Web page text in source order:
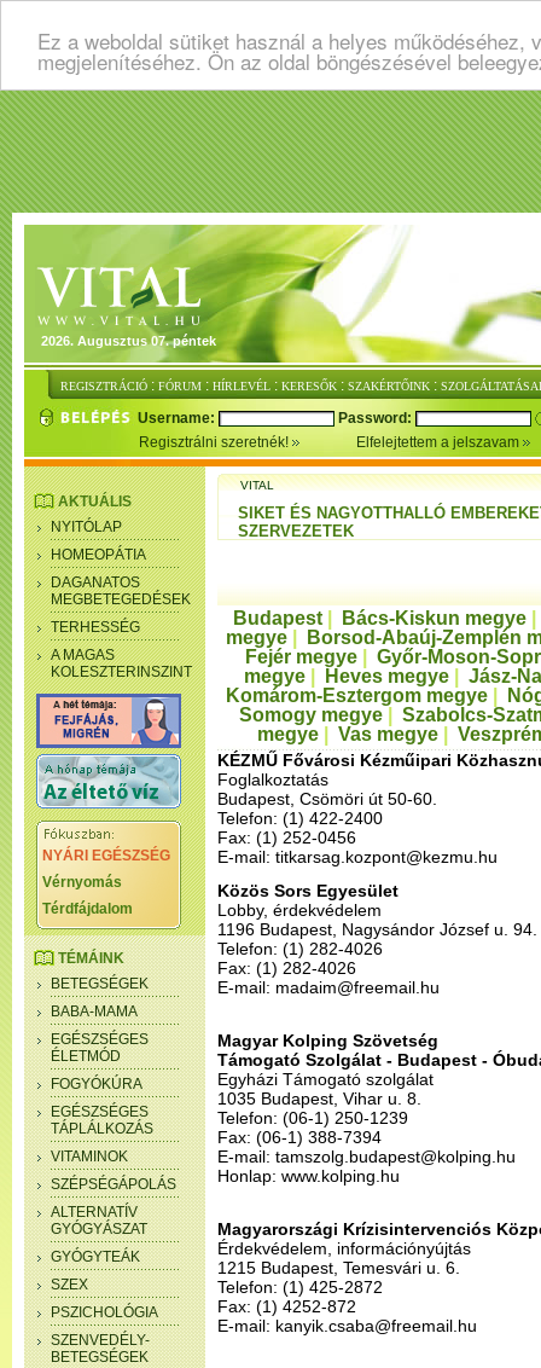
Ez a weboldal sütiket használ a helyes
megjelenítéséhez. Ön az oldal böngészésével
2026. Augusztus 07. péntek
REGISZTRÁCIÓ : FÓRUM : HÍRLEVÉL : KERESŐK : SZAKÉRTŐINK :
Username:
Password:
Regisztrálni szeretnék!
Elfelejtettem a jelszavam
AKTUÁLIS
NYITÓLAP
HOMEOPÁTIA
DAGANATOS
MEGBETEGEDÉSEK
TERHESSÉG
A MAGAS
KOLESZTERINSZINT
NYÁRI EGÉSZSÉG
Vérnyomás
Térdfájdalom
TÉMÁINK
BETEGSÉGEK
BABA-MAMA
EGÉSZSÉGES
ÉLETMÓD
FOGYÓKÚRA
EGÉSZSÉGES
TÁPLÁLKOZÁS
VITAMINOK
SZÉPSÉGÁPOLÁS
ALTERNATÍV
GYÓGYÁSZAT
GYÓGYTEÁK
SZEX
PSZICHOLÓGIA
SZENVEDÉLY-
BETEGSÉGEK
VITAL
SIKET ÉS NAGYOTTHALLÓ
SZERVEZETEK
Budapest Bács-Kiskun megye
megye|
Borsod-Abaúj-Zemplén
Fejér megye| Győr-Moson-
megye| Heves megye| Jász-
Komárom-Esztergom megye
Somogy megye
Szabolcs-
megye| Vas megye|
KÉZMŰ Fővárosi Kézműipari
Foglalkoztatás
Budapest, Csömöri út 50-60.
Telefon: (1) 422-2400
Fax: (1) 252-0456
E-mail: titkarsag.kozpont@kezmu.hu
Közös Sors Egyesület
Lobby, érdekvédelem
1196 Budapest, Nagysándor József u. 94.
Telefon: (1) 282-4026
Fax: (1) 282-4026
E-mail: madaim@freemail.hu
Magyar Kolping Szövetség
Támogató Szolgálat - Budapest -
Egyházi Támogató szolgálat
1035 Budapest, Vihar u. 8.
Telefon: (06-1) 250-1239
Fax: (06-1) 388-7394
E-mail: tamszolg.budapest@kolping.hu
Honlap: www.kolping.hu
Magyarországi Krízisintervenciós
Érdekvédelem, információnyújtás
1215 Budapest, Temesvári u. 6.
Telefon: (1) 425-2872
Fax: (1) 4252-872
E-mail: kanyik.csaba@freemail.hu